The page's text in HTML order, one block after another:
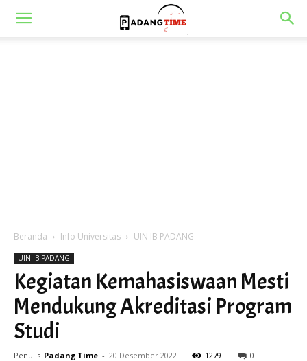
Beranda Info Universitas UIN IB PADANG
UIN IB PADANG
Kegiatan Kemahasiswaan Mesti
Mendukung Akreditasi Program
Studi
Penulis Padang Time - 20 Desember 2022 1279 0